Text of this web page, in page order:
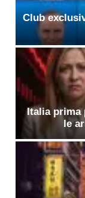
Club
Italia prima
le